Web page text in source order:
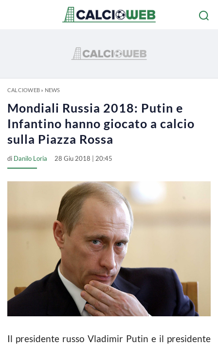
CALCIOWEB» NEWS
Mondiali Russia 2018: Putin e
Infantino hanno giocato a calcio
sulla Piazza Rossa
di Danilo Loria 28 Giu 2018 | 20:45
Il presidente russo Vladimir Putin e il presidente